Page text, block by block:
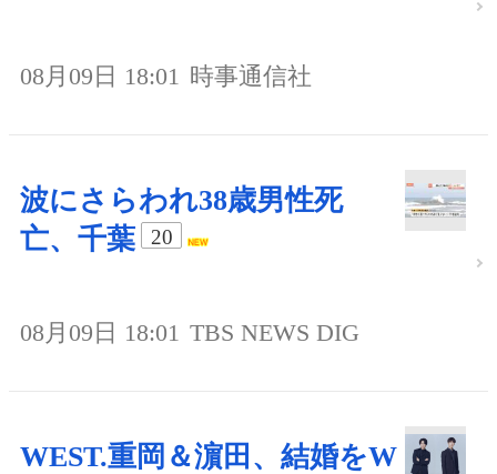
08月09日 18:01 時事通信社
波にさらわれ38歳男性死
亡、千葉
20
08月09日 18:01 TBS NEWS DIG
WEST.重岡＆濵田、結婚をW